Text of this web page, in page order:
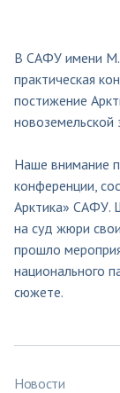
В САФУ имени
практическая
постижение
новоземельской
Наше внимание
конференции,
Арктика» САФУ.
на суд жюри
прошло
национального
сюжете.
Новости